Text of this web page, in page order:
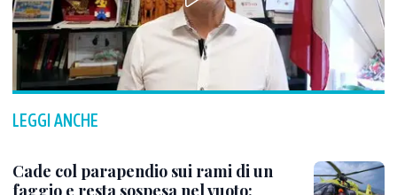
LEGGI ANCHE
Cade col parapendio sui rami di un
faggio e resta sospesa nel vuoto: